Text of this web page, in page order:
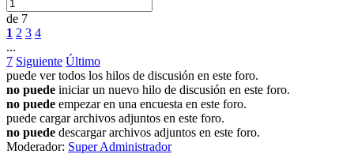
de 7
1 2 3 4
...
7 Siguiente Último
puede ver todos los hilos de discusión en este foro.
no puede iniciar un nuevo hilo de discusión en este foro.
no puede empezar en una encuesta en este foro.
puede cargar archivos adjuntos en este foro.
no puede descargar archivos adjuntos en este foro.
Moderador: Super Administrador